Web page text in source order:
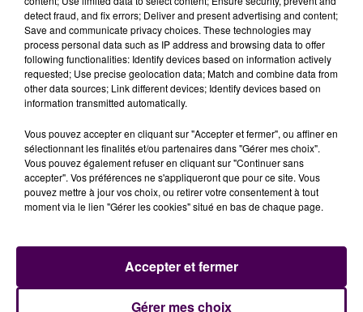
Crédit photo : Dominique Breugnot
Gagnez vos pass pour le V and B Fest' 2026 !
detect fraud, and fix errors; Deliver and present advertising and content;
Save and communicate privacy choices. These technologies may
process personal data such as IP address and browsing data to offer
following functionalities: Identify devices based on information actively
requested; Use precise geolocation data; Match and combine data from
other data sources; Link different devices; Identify devices based on
information transmitted automatically.
Vous pouvez accepter en cliquant sur "Accepter et fermer", ou affiner en
sélectionnant les finalités et/ou partenaires dans "Gérer mes choix".
Vous pouvez également refuser en cliquant sur "Continuer sans
accepter". Vos préférences ne s'appliqueront que pour ce site. Vous
pouvez mettre à jour vos choix, ou retirer votre consentement à tout
moment via le lien "Gérer les cookies" situé en bas de chaque page.
Gérer mes choix
Accepter et fermer